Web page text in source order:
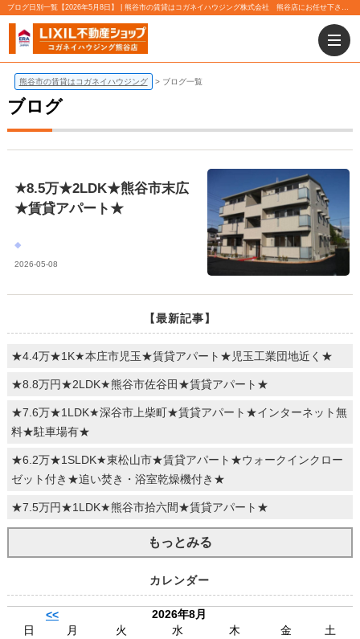
ブログ日別一覧【2026年5月8日】 | 熊谷市の賃貸はコガネイハウジング株式会社 熊谷店にお任せ下さい！
熊谷市の賃貸はコガネイハウジング ブログ一覧
ブログ
★8.5万★2LDK★熊谷市末広
★賃貸アパート★
2026-05-08
【最新記事】
★4.4万★1K★本庄市児玉★賃貸アパート★児玉工業団地近く★
★8.8万円★2LDK★熊谷市佐谷田★賃貸アパート★
★7.6万★1LDK★深谷市上柴町★賃貸アパート★インターネット無
料★駐車場有★
★6.2万★1SLDK★東松山市★賃貸アパート★ウォークインクロー
ゼット付き★追い焚き・浴室乾燥機付き★
★7.5万円★1LDK★熊谷市拾六間★賃貸アパート★
もっとみる
カレンダー
<<
2026年8月
日
月 火 水 木 金
土